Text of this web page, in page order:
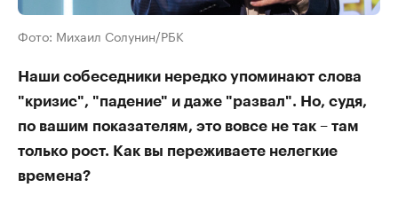
Фото: Михаил Солунин/РБК
Наши собеседники нередко упоминают слова
"кризис", "падение" и даже "развал". Но, судя,
по вашим показателям, это вовсе не так – там
только рост. Как вы переживаете нелегкие
времена?